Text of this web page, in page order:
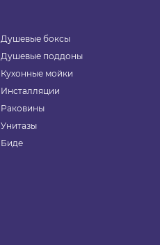
Душевые боксы
Душевые поддоны
Кухонные мойки
Инсталляции
Раковины
Унитазы
Биде